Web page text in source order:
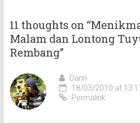
11 thoughts on “
Malam dan Lontong
Rembang”
Darin
18/03/2010 at
Permalink